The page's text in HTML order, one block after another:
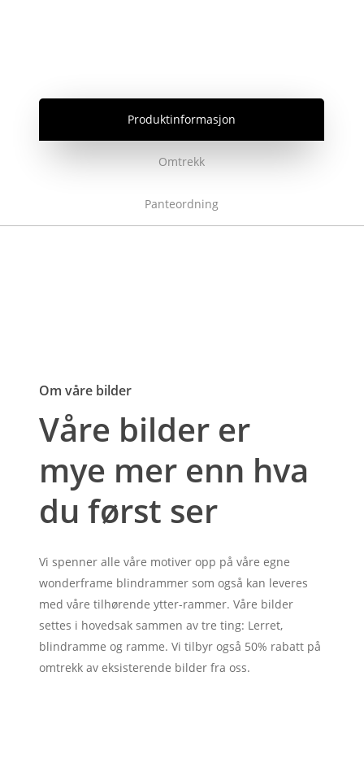
Produktinformasjon
Omtrekk
Panteordning
Om våre bilder
Våre bilder er
mye mer enn hva
du først ser
Vi spenner alle våre motiver opp på våre egne
wonderframe blindrammer som også kan leveres
med våre tilhørende ytter-rammer. Våre bilder
settes i hovedsak sammen av tre ting: Lerret,
blindramme og ramme. Vi tilbyr også 50% rabatt på
omtrekk av eksisterende bilder fra oss.